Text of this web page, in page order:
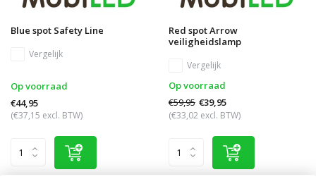
Blue spot Safety Line
Vergelijk
Op voorraad
€44,95
(€37,15 excl. BTW)
Red spot Arrow
veiligheidslamp
Vergelijk
Op voorraad
€59,95 €39,95
(€33,02 excl. BTW)